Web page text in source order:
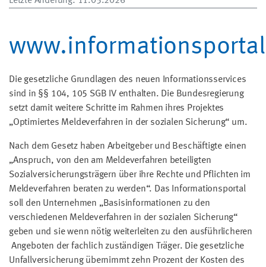
Die gesetzliche Grundlagen des neuen Informationsservices
sind in §§ 104, 105 SGB IV enthalten. Die Bundesregierung
setzt damit weitere Schritte im Rahmen ihres Projektes
„Optimiertes Meldeverfahren in der sozialen Sicherung“ um.
Nach dem Gesetz haben Arbeitgeber und Beschäftigte einen
„Anspruch, von den am Meldeverfahren beteiligten
Sozialversicherungsträgern über ihre Rechte und Pflichten im
Meldeverfahren beraten zu werden“. Das Informationsportal
soll den Unternehmen „Basisinformationen zu den
verschiedenen Meldeverfahren in der sozialen Sicherung“
geben und sie wenn nötig weiterleiten zu den ausführlicheren
Angeboten der fachlich zuständigen Träger. Die gesetzliche
Unfallversicherung übernimmt zehn Prozent der Kosten des